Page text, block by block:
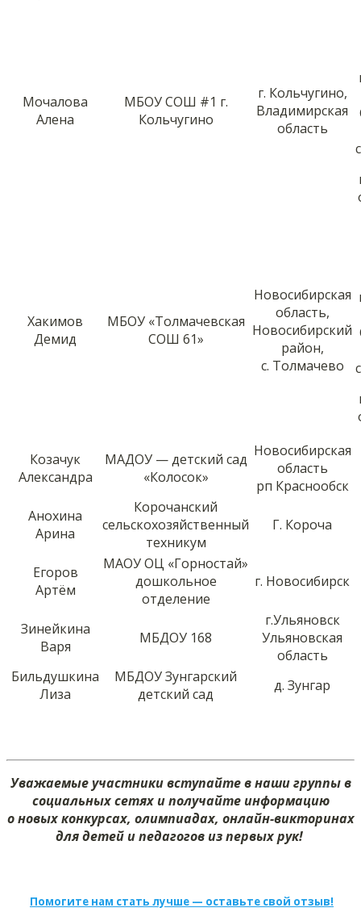
Мочалова
Алена
МБОУ СОШ #1 г.
Кольчугино
г. Кольчугино,
Владимирская
область
Хакимов
Демид
МБОУ «Толмачевская
СОШ 61»
Новосибирская
область,
Новосибирский
район,
с. Толмачево
Козачук
Александра
МАДОУ — детский сад
«Колосок»
Новосибирская
область
рп Краснообск
Анохина
Арина
Корочанский
сельскохозяйственный
техникум
Г. Короча
Егоров
Артём
МАОУ ОЦ «Горностай»
дошкольное
отделение
г. Новосибирск
Зинейкина
Варя
МБДОУ 168
г.Ульяновск
Ульяновская
область
Бильдушкина
Лиза
МБДОУ Зунгарский
детский сад
д. Зунгар
Уважаемые участники вступайте в наши группы в
социальных сетях и получайте информацию
о новых конкурсах, олимпиадах, онлайн-викторинах
для детей и педагогов из первых рук!
Помогите нам стать лучше — оставьте свой отзыв!